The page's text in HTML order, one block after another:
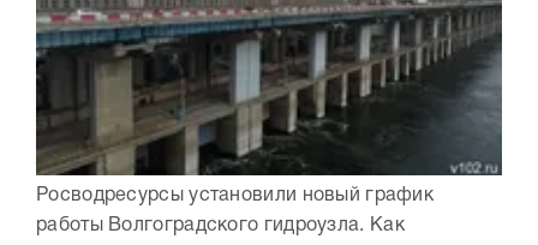
Росводресурсы установили новый график
работы Волгоградского гидроузла. Как